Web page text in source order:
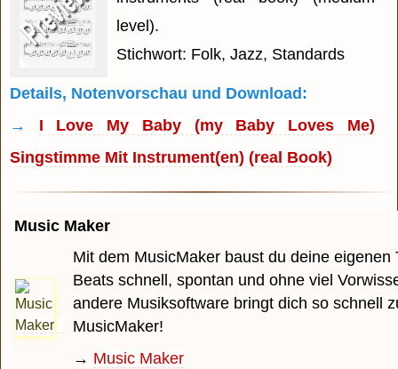
level).
Stichwort: Folk, Jazz, Standards
Details, Notenvorschau und Download:
→ I Love My Baby (my Baby Loves Me)
Singstimme Mit Instrument(en) (real Book)
Music Maker
Mit dem MusicMaker baust du deine eigenen
Beats schnell, spontan und ohne viel
andere Musiksoftware bringt dich so schnell
MusicMaker!
→ Music Maker